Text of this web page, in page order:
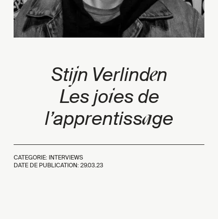
Stijn Verlinden
Les joies de
l’apprentissage
CATEGORIE: INTERVIEWS
DATE DE PUBLICATION:29.03.23